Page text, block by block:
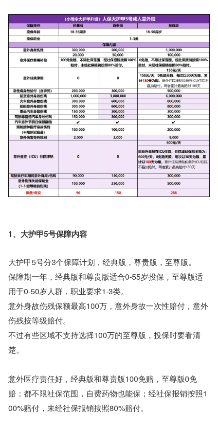
1、大护甲5号保障内容
大护甲5号分3个保障计划，经典版，尊贵版，至尊版。
保障期一年，经典版和尊贵版适合0-55岁投保，至尊版适
用于0-50岁人群，职业要求1-3类。
意外身故伤残保额最高100万，意外身故一次性赔付，意外
伤残按等级赔付。
不过有些区域不支持选择100万的至尊版，投保时要看清
楚。
意外医疗责任好，经典版和尊贵版100免赔，至尊版0免
赔；都不限社保范围，自费药物也能保；经社保报销按照1
00%赔付，未经社保报销按照80%赔付。